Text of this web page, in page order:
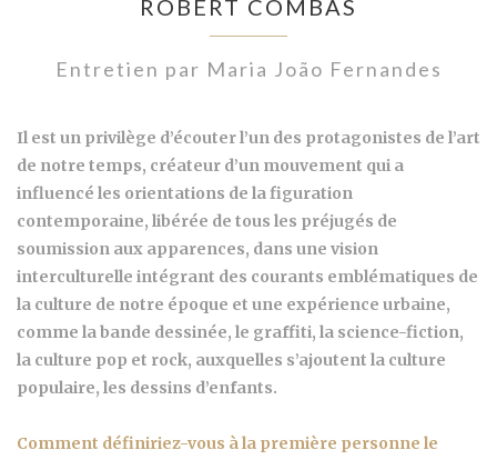
ROBERT COMBAS
Entretien par Maria João Fernandes
Il est un privilège d’écouter l’un des protagonistes de l’art
de notre temps, créateur d’un mouvement qui a
influencé les orientations de la figuration
contemporaine, libérée de tous les préjugés de
soumission aux apparences, dans une vision
interculturelle intégrant des courants emblématiques de
la culture de notre époque et une expérience urbaine,
comme la bande dessinée, le graffiti, la science-fiction,
la culture pop et rock, auxquelles s’ajoutent la culture
populaire, les dessins d’enfants.
Comment définiriez-vous à la première personne le